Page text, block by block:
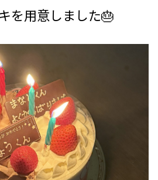
を用意しました🎂